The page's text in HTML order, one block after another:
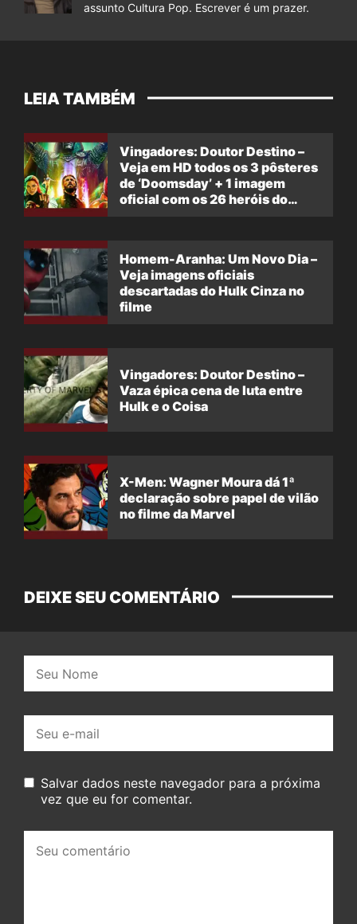
assunto Cultura Pop. Escrever é um prazer.
LEIA TAMBÉM
Vingadores: Doutor Destino –
Veja em HD todos os 3 pôsteres
de ‘Doomsday’ + 1 imagem
oficial com os 26 heróis do
Homem-Aranha: Um Novo Dia –
Veja imagens oficiais
descartadas do Hulk Cinza no
filme
Vingadores: Doutor Destino –
Vaza épica cena de luta entre
Hulk e o Coisa
X-Men: Wagner Moura dá 1ª
declaração sobre papel de vilão
no filme da Marvel
DEIXE SEU COMENTÁRIO
mail:
Salvar dados neste navegador para a próxima
vez que eu for comentar.
comentário: